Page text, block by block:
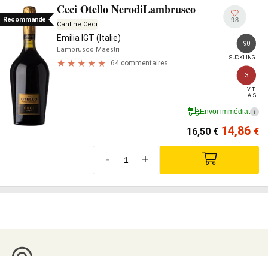
Recommandé
Ceci Otello NerodiLambrusco
Cantine Ceci
Emilia IGT (Italie)
Lambrusco Maestri
64 commentaires
98
90
SUCKLING
3
VITI
AIS
Envoi immédiat i
16,50€ 14,86 €
- +